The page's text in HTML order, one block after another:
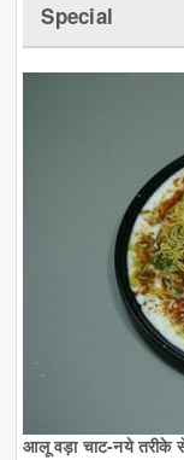
Special
आलू वड़ा चाट-नये तरीके